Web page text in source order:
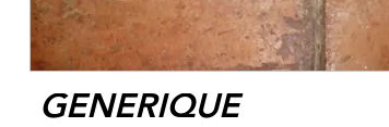
GENERIQUE